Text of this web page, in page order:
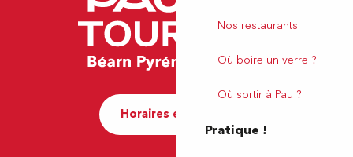
Nos restaurants
Où boire un verre ?
Où sortir à Pau ?
Pratique !
Horaires et contact